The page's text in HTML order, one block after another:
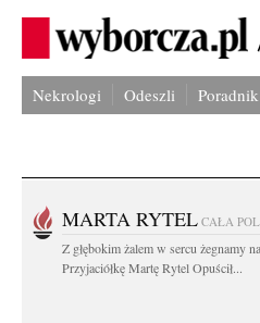
Nekrologi Odeszli
MARTA RYTEL CAŁA
Z głębokim żalem w sercu żegnamy
Przyjaciółkę Martę Rytel Opuścił...